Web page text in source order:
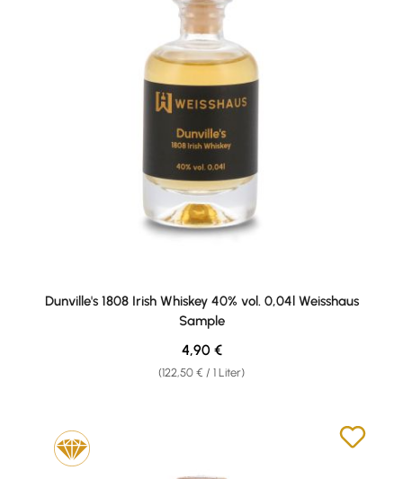
Dunville's 1808 Irish Whiskey 40% vol. 0,04l Weisshaus
Sample
(122,50 € / 1 Liter)
Regulärer Preis:
4,90 €